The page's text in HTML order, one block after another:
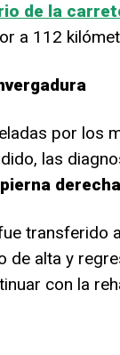
de la
a 112
por los
las
derecha
transferido
de alta y
con la